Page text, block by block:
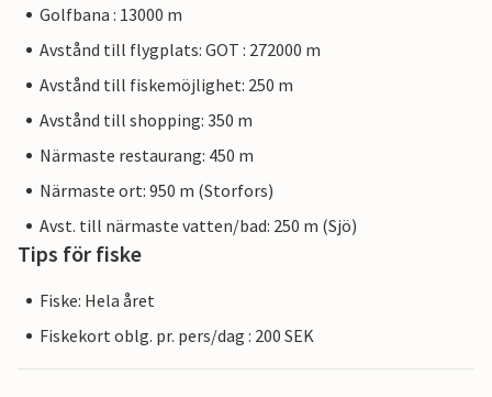
Golfbana : 13000 m
Avstånd till flygplats: GOT : 272000 m
Avstånd till fiskemöjlighet: 250 m
Avstånd till shopping: 350 m
Närmaste restaurang: 450 m
Närmaste ort: 950 m (Storfors)
Avst. till närmaste vatten/bad: 250 m (Sjö)
Tips för fiske
Fiske: Hela året
Fiskekort oblg. pr. pers/dag : 200 SEK